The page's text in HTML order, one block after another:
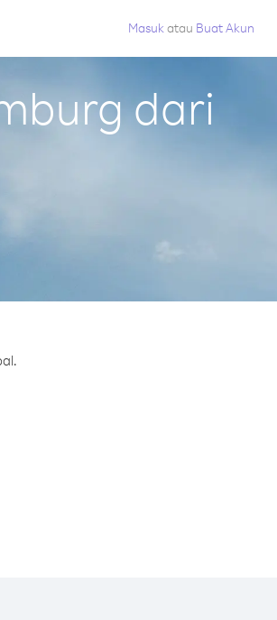
Masuk atau Buat Akun
dari